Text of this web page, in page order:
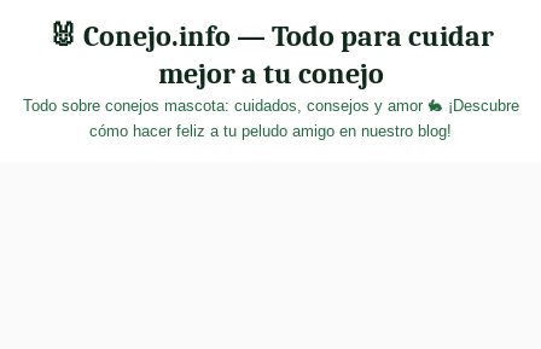
🐰 Conejo.info — Todo para cuidar
mejor a tu conejo
Todo sobre conejos mascota: cuidados, consejos y amor 🐇 ¡Descubre
cómo hacer feliz a tu peludo amigo en nuestro blog!